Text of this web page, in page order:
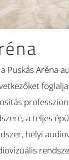
Puskás Aréna
a teljes
helyi